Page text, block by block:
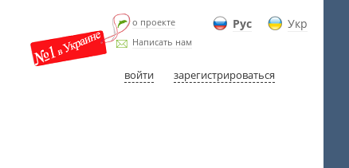
Рус Укр
о проекте
Написать нам
войти зарегистрироваться